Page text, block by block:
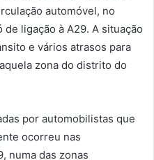
automóvel, no
ligação à A29. A situação
e vários atrasos para
zona do distrito do
por automobilistas que
ocorreu nas
numa das zonas